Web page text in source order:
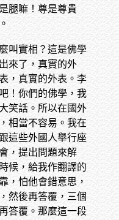
腿嘛！尊是尊貴
叫實相？這是佛學
來了，真實的外
，真實的外表。李
！你們的佛學，我
笑話。所以在國外
相當不容易。我在
這些外國人舉行座
，提出問題來解
候，給我作翻譯的
，怕他會錯意思，
然後再答覆，三個
答覆。那麼這一段